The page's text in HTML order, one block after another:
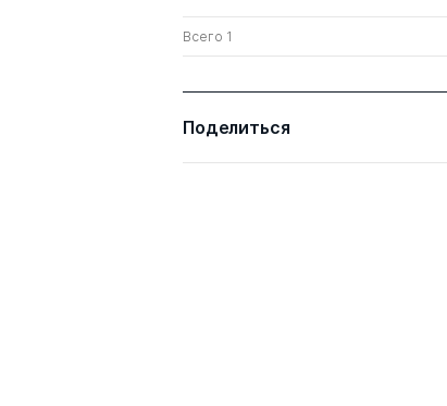
Всего 1
Поделиться